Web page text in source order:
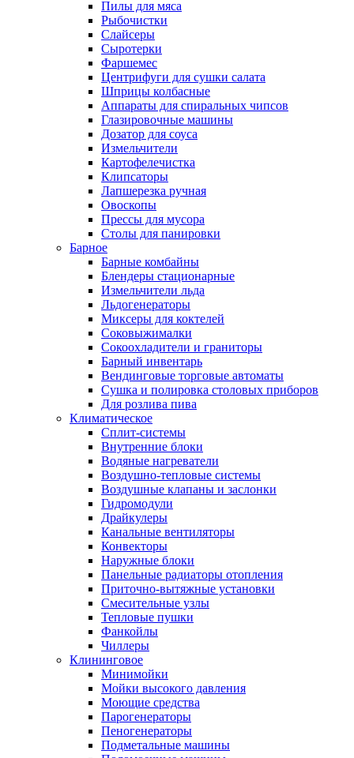
Пилы для мяса
Рыбочистки
Слайсеры
Сыротерки
Фаршемес
Центрифуги для сушки салата
Шприцы колбасные
Аппараты для спиральных чипсов
Глазировочные машины
Дозатор для соуса
Измельчители
Картофелечистка
Клипсаторы
Лапшерезка ручная
Овоскопы
Прессы для мусора
Столы для панировки
Барное
Барные комбайны
Блендеры стационарные
Измельчители льда
Льдогенераторы
Миксеры для коктелей
Соковыжималки
Сокоохладители и граниторы
Барный инвентарь
Вендинговые торговые автоматы
Сушка и полировка столовых приборов
Для розлива пива
Климатическое
Сплит-системы
Внутренние блоки
Водяные нагреватели
Воздушно-тепловые системы
Воздушные клапаны и заслонки
Гидромодули
Драйкулеры
Канальные вентиляторы
Конвекторы
Наружные блоки
Панельные радиаторы отопления
Приточно-вытяжные установки
Смесительные узлы
Тепловые пушки
Фанкойлы
Чиллеры
Клининговое
Минимойки
Мойки высокого давления
Моющие средства
Парогенераторы
Пеногенераторы
Подметальные машины